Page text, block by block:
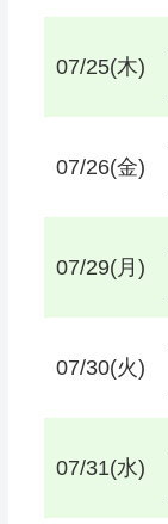
07/25(木)
07/26(金)
07/29(月)
07/30(火)
07/31(水)